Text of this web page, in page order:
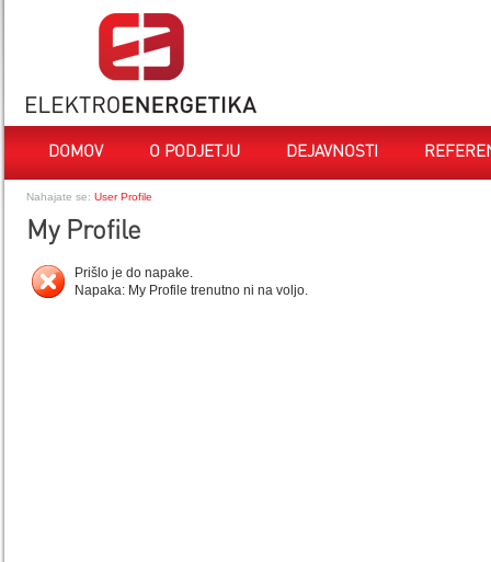
DOMOV O PODJETJU DEJAVNOSTI
Nahajate se: User Profile
My Profile
Prišlo je do napake.
Napaka: My Profile trenutno ni na voljo.